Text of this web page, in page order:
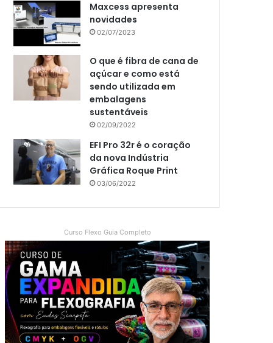
Maxcess apresenta
novidades
02/07/2023
O que é fibra de cana de
açúcar e como está
sendo utilizada em
embalagens
sustentáveis
02/09/2022
EFI Pro 32r é o coração
da nova Indústria
Gráfica Roque Print
03/06/2022
Curso Flexo Guia Completo